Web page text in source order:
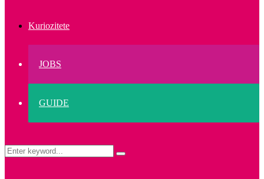
Kuriozitete
JOBS
GUIDE
Search
Search